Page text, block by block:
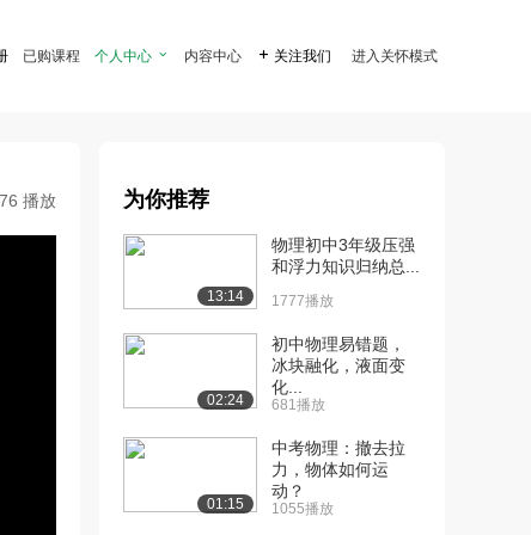
已购课程 个人中心  内容中心  关注我们 进入关怀模式
播放 为你推荐
13:14
物理初中3年级压强
和浮力知识归纳总...
1777播放
02:24
初中物理易错题，
冰块融化，液面变
化...
681播放
01:15
中考物理：撤去拉
力，物体如何运
动？
1055播放